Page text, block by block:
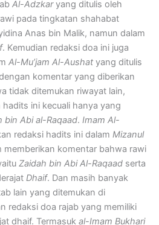
Al-Adzkaryang ditulis oleh
pada tingkatan shahabat
Anas bin Malik, namun dalam
. Kemudian redaksi doa ini juga
Al-Mu’jam Al-Aushat yang ditulis
komentar yang diberikan
tidak ditemukan riwayat lain,
ini kecuali hanya yang
bin Abi al-Raqaad. Imam Al-
redaksi hadits ini dalam Mizanul
memberikan komentar bahwa rawi
Zaidah bin Abi Al-Raqaad serta
Dhaif. Dan masih banyak
lain yang ditemukan di
redaksi doa rajab yang memiliki
dhaif. Termasuk al-Imam Bukhari